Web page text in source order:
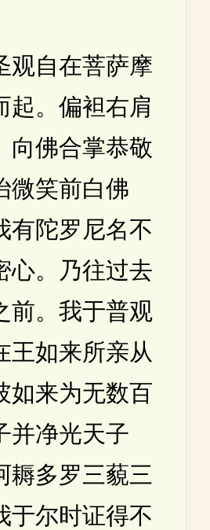
自在菩萨摩
起。偏袒右肩
向佛合掌恭敬
微笑前白佛
有陀罗尼名不
心。乃往过去
前。我于普观
王如来所亲从
如来为无数百
并净光天子
耨多罗三藐三
于尔时证得不